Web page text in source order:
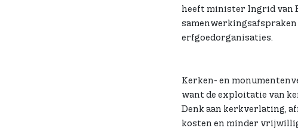
heeft minister Ingrid van
erfgoedorganisaties.
Kerken- en
want de exploitatie van
Denk aan kerkverlating,
kosten en minder